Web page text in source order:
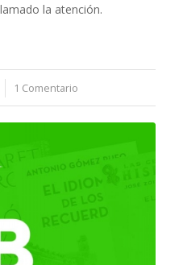
la atención.
1 Comentario